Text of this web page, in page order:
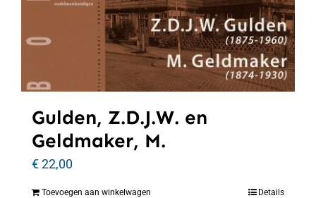
Gulden, Z.D.J.W. en
Geldmaker, M.
€22,00
Toevoegen aan winkelwagen Details